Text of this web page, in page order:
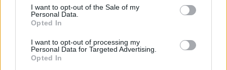
I want to opt-out of the Sale of my
Personal Data.
Opted In
I want to opt-out of processing my
Personal Data for Targeted Advertising.
Opted In
Reaguje na Jiří Svoboda
Pánové,nedá se vše přečíst,čas.
rostlinami a plus zadržená voda.Taková
střecha se dá projektovat u